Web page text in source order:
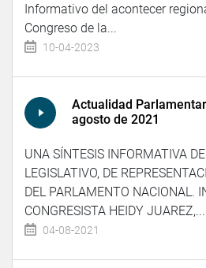
Informativo del acontecer
Congreso de la...
10-04-2023
Actualidad
agosto de 2021
UNA SÍNTESIS INFORMATIVA
LEGISLATIVO, DE
DEL PARLAMENTO NACIONAL.
CONGRESISTA HEIDY JUAREZ,...
04-08-2021